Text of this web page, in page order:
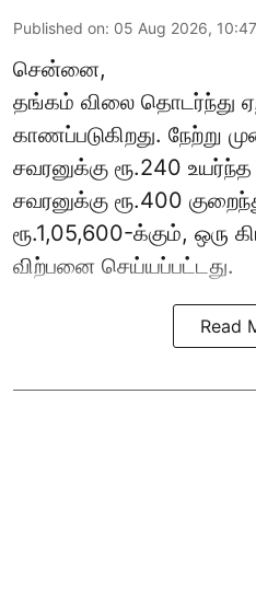
Published on: 05 Aug 2026,
சென்னை,
தங்கம் விலை தொடர்ந்து
காணப்படுகிறது. நேற்று
சவரனுக்கு ரூ.240 உயர்ந்த
சவரனுக்கு ரூ.400
ரூ.1,05,600-க்கும், ஒரு
விற்பனை செய்யப்பட்டது.
Read